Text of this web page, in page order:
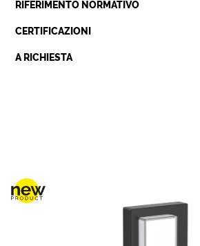
RIFERIMENTO NORMATIVO
CERTIFICAZIONI
A RICHIESTA